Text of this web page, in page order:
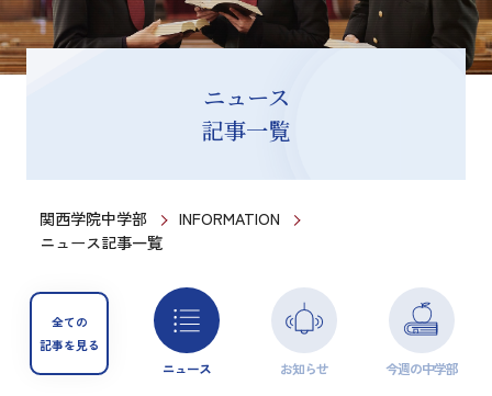
ニュース
記事一覧
関西学院中学部
INFORMATION
ニュース記事一覧
全ての
記事を見る
ニュース お知らせ 今週の中学部